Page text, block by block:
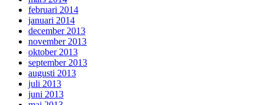
februari 2014
januari 2014
december 2013
november 2013
oktober 2013
september 2013
augusti 2013
juli 2013
juni 2013